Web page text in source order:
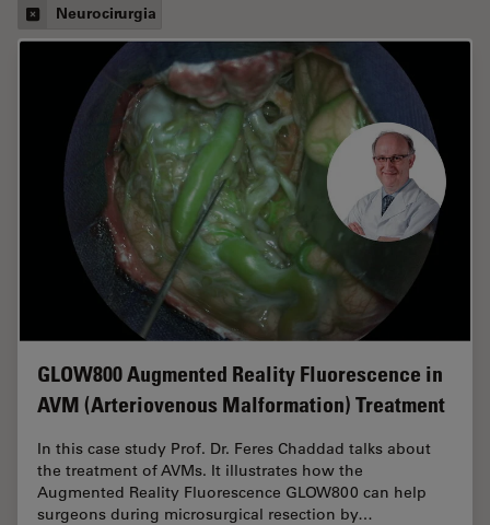
Neurocirurgia
GLOW800 Augmented Reality Fluorescence in
AVM (Arteriovenous Malformation) Treatment
In this case study Prof. Dr. Feres Chaddad talks about
the treatment of AVMs. It illustrates how the
Augmented Reality Fluorescence GLOW800 can help
surgeons during microsurgical resection by…